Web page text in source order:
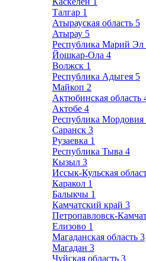
Талгар 1
Атырауская область 5
Атырау 5
Республика Марий Эл
Йошкар-Ола 4
Волжск 1
Республика Адыгея 5
Майкоп 2
Актюбинская область
Актобе 4
Республика Мордовия
Саранск 3
Рузаевка 1
Республика Тыва 4
Кызыл 3
Иссык-Кульская
Каракол 1
Балыкчы 1
Камчатский край 3
Петропавловск-
Елизово 1
Магаданская область 3
Магадан 3
Чуйская область 3